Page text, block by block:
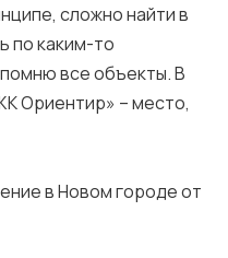
сложно найти в
по каким-то
все объекты. В
Ориентир» – место,